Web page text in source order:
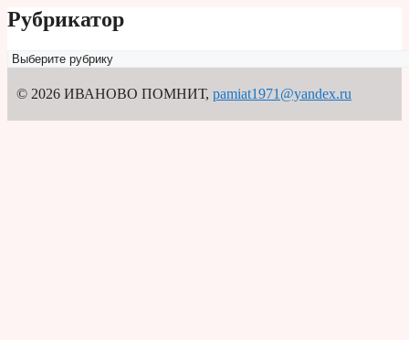
Рубрикатор
Рубрикатор
© 2026 ИВАНОВО ПОМНИТ, pamiat1971@yandex.ru